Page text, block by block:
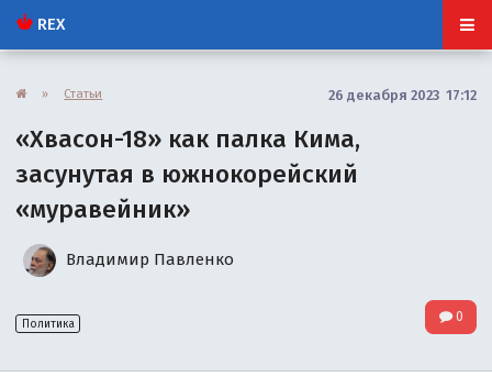
REX
» Статьи 26 декабря 2023 17:12
«Хвасон-18» как палка Кима,
засунутая в южнокорейский
«муравейник»
Владимир Павленко
Политика 0